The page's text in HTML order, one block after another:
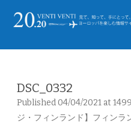
DSC_0332
Published 04/04/2021 at
ジ・フィンランド】フィンラ